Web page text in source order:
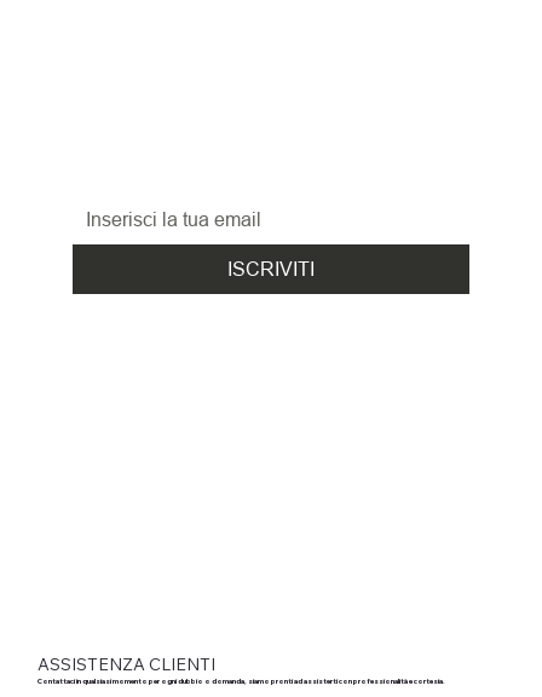
ISCRIVITI
Contattaci in qualsiasi momento per ogni dubbio o domanda, siamo pronti ad assisterti con professionalità e cortesia.
ASSISTENZA CLIENTI